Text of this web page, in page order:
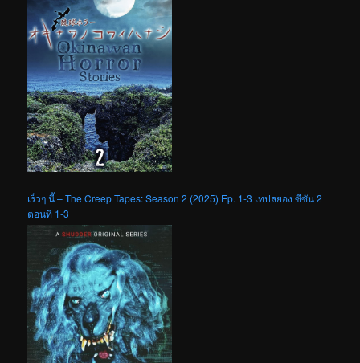
เร็วๆ นี้ – The Creep Tapes: Season 2 (2025) Ep. 1-3 เทปสยอง ซีซัน 2
ตอนที่ 1-3